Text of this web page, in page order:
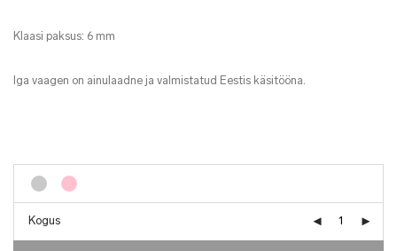
Klaasi paksus: 6 mm
Iga vaagen on ainulaadne ja valmistatud Eestis käsitööna.
Kogus